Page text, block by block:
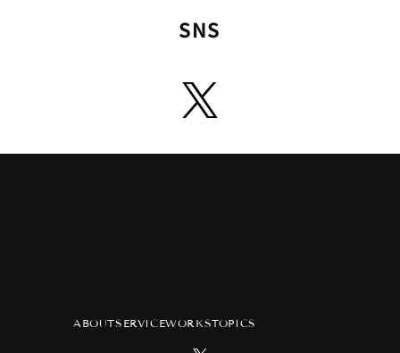
SNS
ABOUTSERVICEWORKSTOPICS